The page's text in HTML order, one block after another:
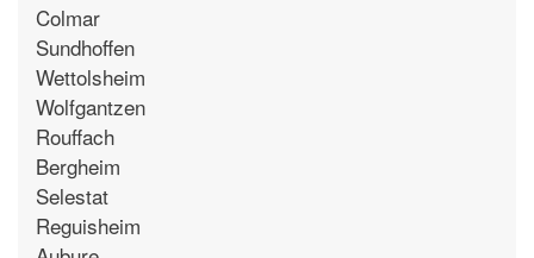
Colmar
Sundhoffen
Wettolsheim
Wolfgantzen
Rouffach
Bergheim
Selestat
Reguisheim